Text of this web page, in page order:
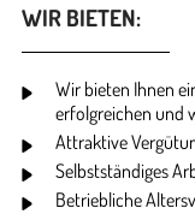
WIR BIETEN:
Wir bieten Ihnen
erfolgreichen und
Attraktive
Selbstständiges
Betriebliche